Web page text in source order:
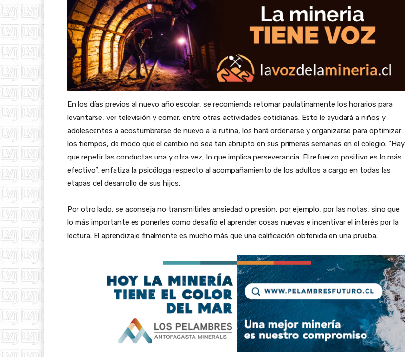
En los días previos al nuevo año escolar, se recomienda retomar paulatinamente los horarios para
levantarse, ver televisión y comer, entre otras actividades cotidianas. Esto le ayudará a niños y
adolescentes a acostumbrarse de nuevo a la rutina, los hará ordenarse y organizarse para optimizar
los tiempos, de modo que el cambio no sea tan abrupto en sus primeras semanas en el colegio. “Hay
que repetir las conductas una y otra vez, lo que implica perseverancia. El refuerzo positivo es lo más
efectivo”, enfatiza la psicóloga respecto al acompañamiento de los adultos a cargo en todas las
etapas del desarrollo de sus hijos.
Por otro lado, se aconseja no transmitirles ansiedad o presión, por ejemplo, por las notas, sino que
lo más importante es ponerles como desafío el aprender cosas nuevas e incentivar el interés por la
lectura. El aprendizaje finalmente es mucho más que una calificación obtenida en una prueba.